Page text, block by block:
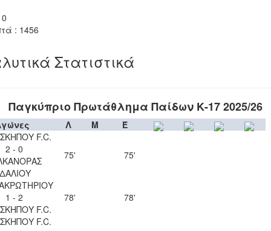
: 1456
Στατιστικά
Παγκύπριο Πρωτάθλημα Παίδων Κ-17 2025/26
Λ Μ
Έ
F.C.
2 - 0
75' 75'
1 - 2
F.C.
78'
78'
F.C.